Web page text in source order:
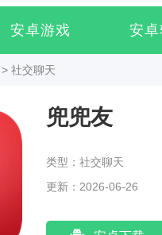
安卓游戏 安
> 社交聊天
类型：社交聊天
更新：2026-06-26
兜兜友